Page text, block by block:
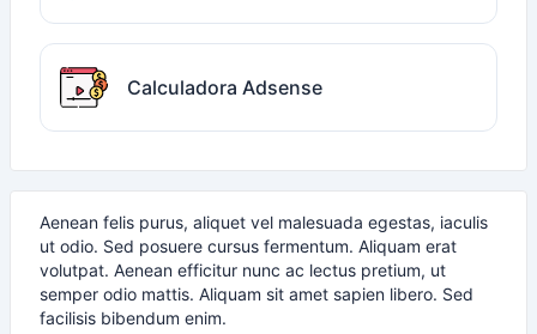
Calculadora Adsense
Aenean felis purus, aliquet vel malesuada egestas, iaculis
ut odio. Sed posuere cursus fermentum. Aliquam erat
volutpat. Aenean efficitur nunc ac lectus pretium, ut
semper odio mattis. Aliquam sit amet sapien libero. Sed
facilisis bibendum enim.